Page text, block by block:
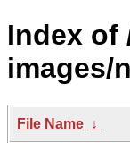
Index of
images/
File Name ↓